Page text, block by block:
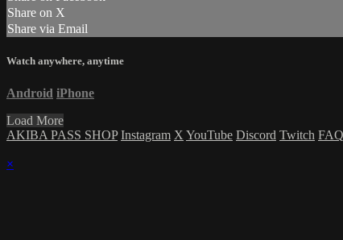
Share on X
Share via Email
Watch anywhere, anytime
Android iPhone
Load More
AKIBA PASS SHOP Instagram X YouTube Discord Twitch FAQ
×